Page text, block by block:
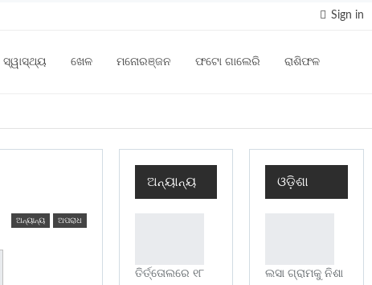
Sign in
ସ୍ୱାସ୍ଥ୍ୟ ଖେଳ ମନୋରଞ୍ଜନ ଫଟୋ ଗାଲେରି ରାଶିଫଳ
ଅନ୍ୟାନ୍ୟ ଅପରାଧ
ଅନ୍ୟାନ୍ୟ
ତିର୍ତ୍ତୋଲରେ ୧୮
ଓଡ଼ିଶା
ଲସା ଗ୍ରାମକୁ ନିଶା